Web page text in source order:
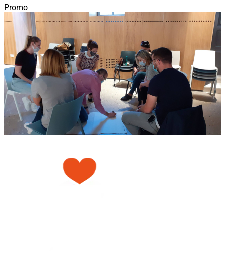
Promo